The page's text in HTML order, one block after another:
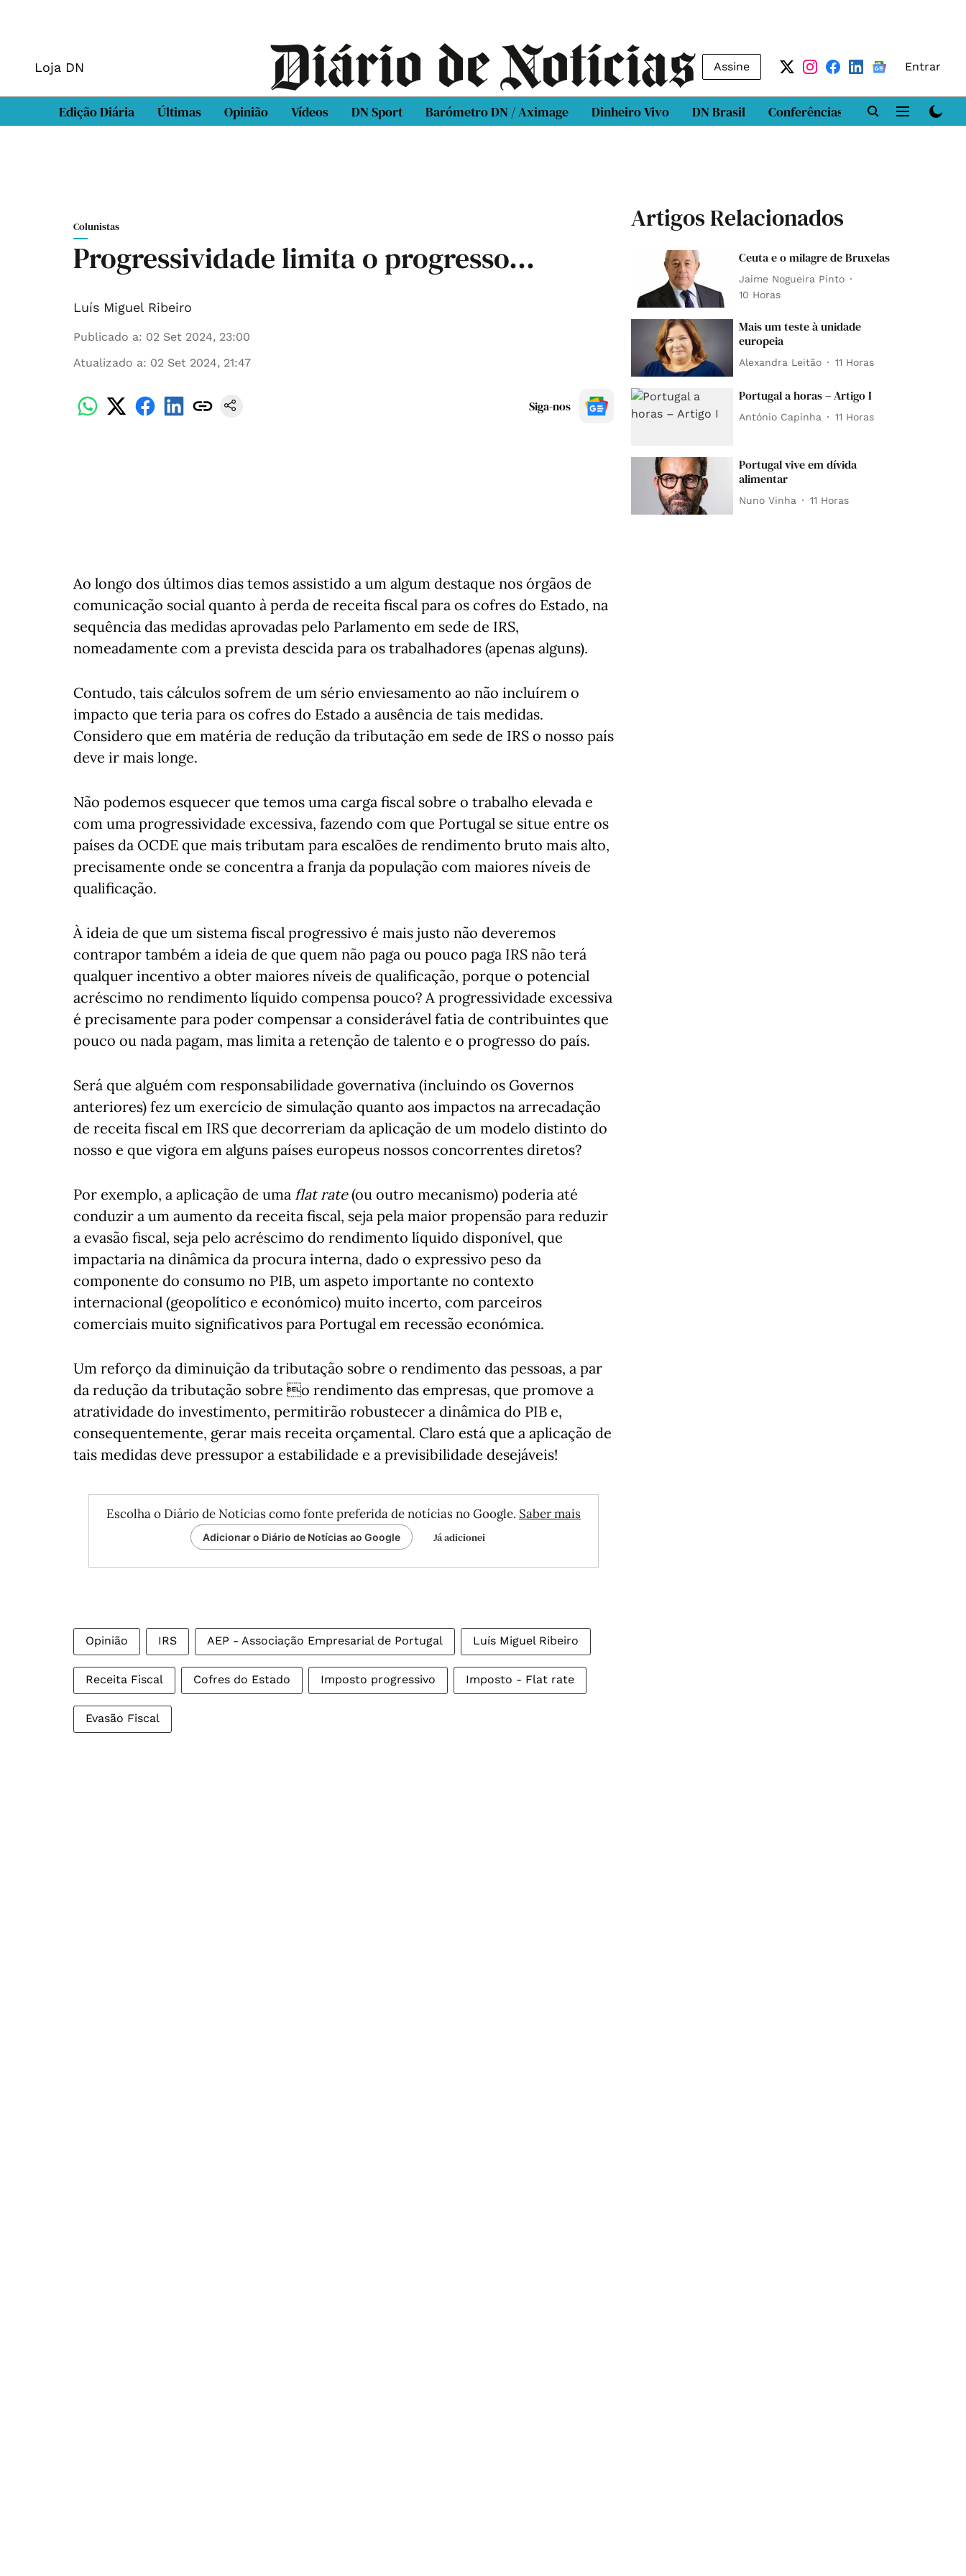
Loja DN Assine Entrar
Edição Diária Últimas Opinião Vídeos DN Sport Barómetro DN / Aximage Dinheiro Vivo DN Brasil Conferências DN LAB
Colunistas
Progressividade limita o progresso…
Luís Miguel Ribeiro
Publicado a: 02 Set 2024, 23:00
Atualizado a: 02 Set 2024, 21:47
Siga-nos
Ao longo dos últimos dias temos assistido a um algum destaque nos órgãos de
comunicação social quanto à perda de receita fiscal para os cofres do Estado, na
sequência das medidas aprovadas pelo Parlamento em sede de IRS,
nomeadamente com a prevista descida para os trabalhadores (apenas alguns).
Contudo, tais cálculos sofrem de um sério enviesamento ao não incluírem o
impacto que teria para os cofres do Estado a ausência de tais medidas.
Considero que em matéria de redução da tributação em sede de IRS o nosso país
deve ir mais longe.
Não podemos esquecer que temos uma carga fiscal sobre o trabalho elevada e
com uma progressividade excessiva, fazendo com que Portugal se situe entre os
países da OCDE que mais tributam para escalões de rendimento bruto mais alto,
precisamente onde se concentra a franja da população com maiores níveis de
qualificação.
À ideia de que um sistema fiscal progressivo é mais justo não deveremos
contrapor também a ideia de que quem não paga ou pouco paga IRS não terá
qualquer incentivo a obter maiores níveis de qualificação, porque o potencial
acréscimo no rendimento líquido compensa pouco? A progressividade excessiva
é precisamente para poder compensar a considerável fatia de contribuintes que
pouco ou nada pagam, mas limita a retenção de talento e o progresso do país.
Será que alguém com responsabilidade governativa (incluindo os Governos
anteriores) fez um exercício de simulação quanto aos impactos na arrecadação
de receita fiscal em IRS que decorreriam da aplicação de um modelo distinto do
nosso e que vigora em alguns países europeus nossos concorrentes diretos?
Por exemplo, a aplicação de uma flat rate(ou outro mecanismo) poderia até
conduzir a um aumento da receita fiscal, seja pela maior propensão para reduzir
a evasão fiscal, seja pelo acréscimo do rendimento líquido disponível, que
impactaria na dinâmica da procura interna, dado o expressivo peso da
componente do consumo no PIB, um aspeto importante no contexto
internacional (geopolítico e económico) muito incerto, com parceiros
comerciais muito significativos para Portugal em recessão económica.
Um reforço da diminuição da tributação sobre o rendimento das pessoas, a par
da redução da tributação sobre o rendimento das empresas, que promove a
atratividade do investimento, permitirão robustecer a dinâmica do PIB e,
consequentemente, gerar mais receita orçamental. Claro está que a aplicação de
tais medidas deve pressupor a estabilidade e a previsibilidade desejáveis!
Escolha o Diário de Notícias como fonte preferida de notícias no Google. Saber mais
Adicionar o Diário de Notícias ao Google Já adicionei
Opinião IRS AEP - Associação Empresarial de Portugal Luís Miguel Ribeiro
Receita Fiscal Cofres do Estado Imposto progressivo Imposto - Flat rate
Evasão Fiscal
Artigos Relacionados
Ceuta e o milagre de Bruxelas
Jaime Nogueira Pinto
10 Horas
Mais um teste à unidade
europeia
Alexandra Leitão 11 Horas
Portugal a horas – Artigo I
António Capinha 11 Horas
Portugal vive em dívida
alimentar
Nuno Vinha 11 Horas